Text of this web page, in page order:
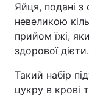
Яйця, подані з
невеликою
прийом їжі,
здорової дієти.
Такий набір
цукру в крові